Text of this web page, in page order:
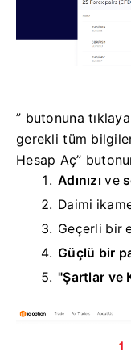
” butonuna
gerekli tüm
Hesap Aç”
Adınızı ve
Daimi
Geçerli bir
Güçlü bir
"Şartlar ve